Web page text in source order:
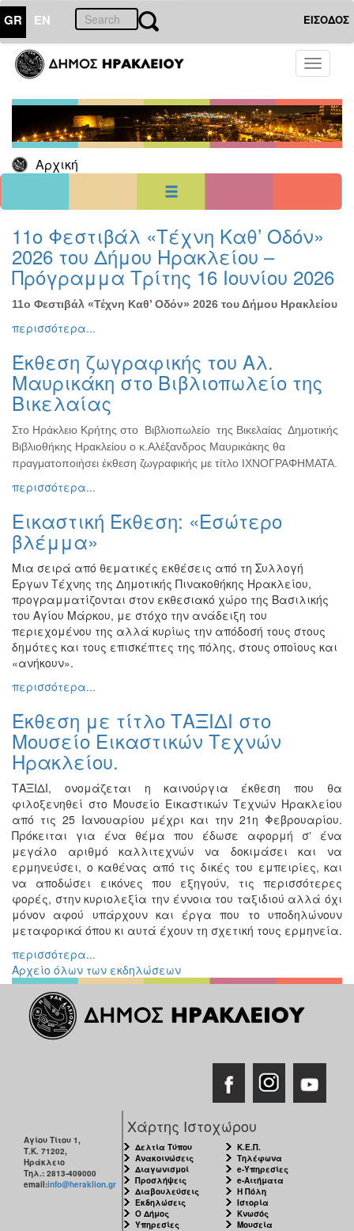
GR EN ΕΙΣΟΔΟΣ
Toggle
Αρχική
04Φεβρουάριος
2025
Τρι Τετ Πεμ Παρ Σαβ
1
2
9
10 11 12 13 14
15
22
ΗΜΕΡΟΛΟΓΙΟ
ΕΚΔΗΛΩΣΕΩΝ
Χριστούγεννα
-
Πρωτοχρονιά
Ζωγραφική
Φωτογραφία
Τραγούδι
Μουσική
Κινηματογράφος
Χορός
Παζάρι
Ειδών
Συνέδρια
Ημερίδες
-
Διημερίδες
Σεμινάρια-
Διαλέξεις-
Ομιλίες
Εκθέσεις
Εκδηλώσεις
για
Άλλες
Εκδηλώσεις
ΤΟΠΟΣ
ΜΑΣ
ΔΗΜΟΣ
ΠΟΛΙΤΙΣΜΟΣ
ΑΝΘΕΚΤΙΚΗ
11ο Φεστιβάλ «Τέχνη Καθ’ Οδόν»
2026 του Δήμου Ηρακλείου –
Πρόγραμμα Τρίτης 16 Ιουνίου 2026
11ο Φεστιβάλ «Τέχνη Καθ’ Οδόν» 2026 του Δήμου Ηρακλείου
περισσότερα...
Έκθεση ζωγραφικής του Αλ.
Μαυρικάκη στο Βιβλιοπωλείο της
Βικελαίας
Στο Ηράκλειο Κρήτης στο Βιβλιοπωλείο της Βικελαίας Δημοτικής
Βιβλιοθήκης Ηρακλείου ο κ.Αλέξανδρος Μαυρικάκης θα
πραγματοποιήσει έκθεση ζωγραφικής με τίτλο ΙΧΝΟΓΡΑΦΗΜΑΤΑ.
περισσότερα...
Εικαστική Έκθεση: «Εσώτερο
βλέμμα»
Μια σειρά από θεματικές εκθέσεις από τη Συλλογή
Έργων Τέχνης της Δημοτικής Πινακοθήκης Ηρακλείου,
προγραμματίζονται στον εκθεσιακό χώρο της Βασιλικής
του Αγίου Μάρκου, με στόχο την ανάδειξη του
περιεχομένου της αλλά κυρίως την απόδοσή τους στους
δημότες και τους επισκέπτες της πόλης, στους οποίους και
«ανήκουν».
περισσότερα...
Έκθεση με τίτλο ΤΑΞΙΔΙ στο
Μουσείο Εικαστικών Τεχνών
Ηρακλείου.
ΤΑΞΙΔΙ, ονομάζεται η καινούργια έκθεση που θα
φιλοξενηθεί στο Μουσείο Εικαστικών Τεχνών Ηρακλείου
από τις 25 Ιανουαρίου μέχρι και την 21η Φεβρουαρίου.
Πρόκειται για ένα θέμα που έδωσε αφορμή σʼ ένα
μεγάλο αριθμό καλλιτεχνών να δοκιμάσει και να
ερμηνεύσει, ο καθένας από τις δικές του εμπειρίες, και
να αποδώσει εικόνες που εξηγούν, τις περισσότερες
φορές, στην κυριολεξία την έννοια του ταξιδιού αλλά όχι
μόνον αφού υπάρχουν και έργα που το υποδηλώνουν
μεταφορικά όπου κι αυτά έχουν τη σχετική τους ερμηνεία.
περισσότερα...
Αρχείο όλων των εκδηλώσεων
Αγίου Τίτου 1,
Τ.Κ. 71202,
Ηράκλειο
Τηλ.: 2813-409000
email:info@heraklion.gr
Χάρτης Ιστοχώρου
Δελτία Τύπου
Ανακοινώσεις
Διαγωνισμοί
Προσλήψεις
Διαβουλεύσεις
Εκδηλώσεις
Ο Δήμος
Υπηρεσίες
Κ.Ε.Π.
Τηλέφωνα
e-Υπηρεσίες
e-Αιτήματα
Η Πόλη
Ιστορία
Κνωσός
Μουσεία